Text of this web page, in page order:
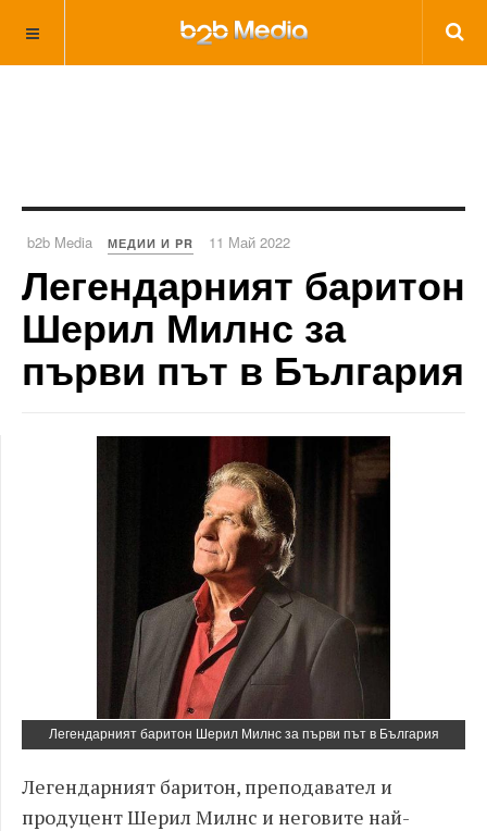
b2b Media МЕДИИ И PR 11 Май 2022
Легендарният баритон
Шерил Милнс за
първи път в България
Легендарният баритон Шерил Милнс за първи път в България
Легендарният баритон, преподавател и
продуцент Шерил Милнс и неговите най-